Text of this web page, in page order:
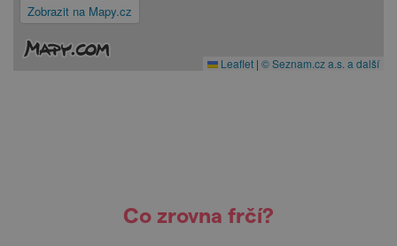
Zobrazit na Mapy.cz
Leaflet | © Seznam.cz a.s. a další
Co zrovna frčí?